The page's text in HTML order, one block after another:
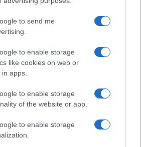
to send me
to enable storage
like cookies on web or
apps.
to enable storage
of the website or app.
to enable storage
SATIRICHE